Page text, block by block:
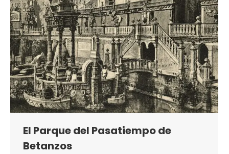
El Parque del Pasatiempo de
Betanzos